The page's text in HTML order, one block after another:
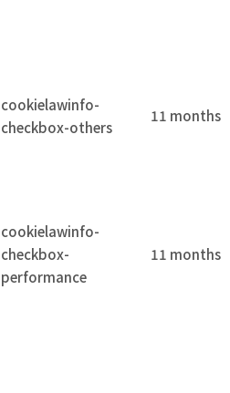
cookielawinfo-
checkbox-others
11 months
cookielawinfo-
checkbox-
performance
11 months